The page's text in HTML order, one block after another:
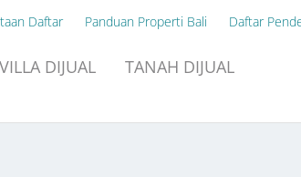
Daftar Panduan Properti Bali Daftar
VILLA DIJUAL TANAH DIJUAL